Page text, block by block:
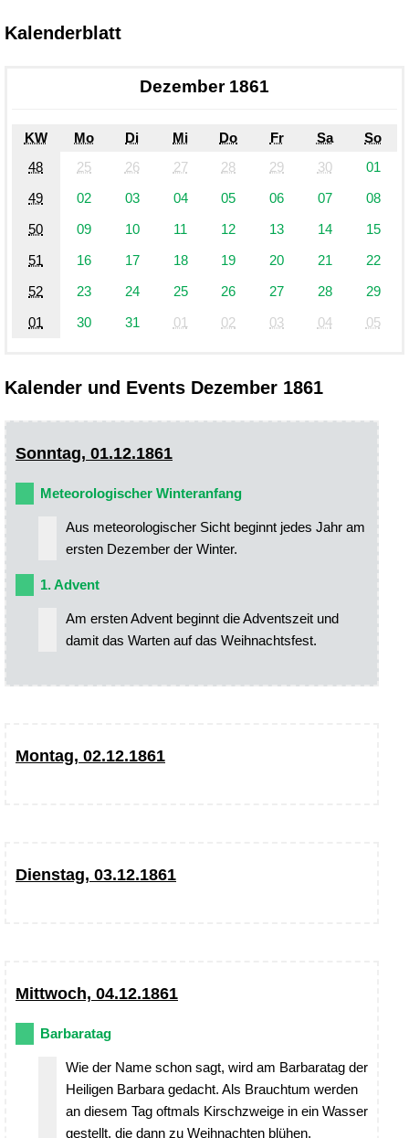
Kalenderblatt
Dezember 1861
KW Mo Di Mi Do Fr Sa
So
48
25 26 27 28 29 30
01
49
02 03 04 05 06 07
08
50
09 10 11 12 13 14
15
51
16 17 18 19 20 21
22
52
23 24 25 26 27 28
29
01
30 31 01 02 03 04 05
Kalender und Events Dezember 1861
Sonntag, 01.12.1861
Meteorologischer Winteranfang
Aus meteorologischer Sicht beginnt jedes Jahr am
ersten Dezember der Winter.
1. Advent
Am ersten Advent beginnt die Adventszeit und
damit das Warten auf das Weihnachtsfest.
Montag, 02.12.1861
Dienstag, 03.12.1861
Mittwoch, 04.12.1861
Barbaratag
Wie der Name schon sagt, wird am Barbaratag der
Heiligen Barbara gedacht. Als Brauchtum werden
an diesem Tag oftmals Kirschzweige in ein Wasser
gestellt, die dann zu Weihnachten blühen.